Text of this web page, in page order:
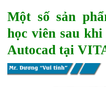
Một số sản
học viên sau
Autocad tại